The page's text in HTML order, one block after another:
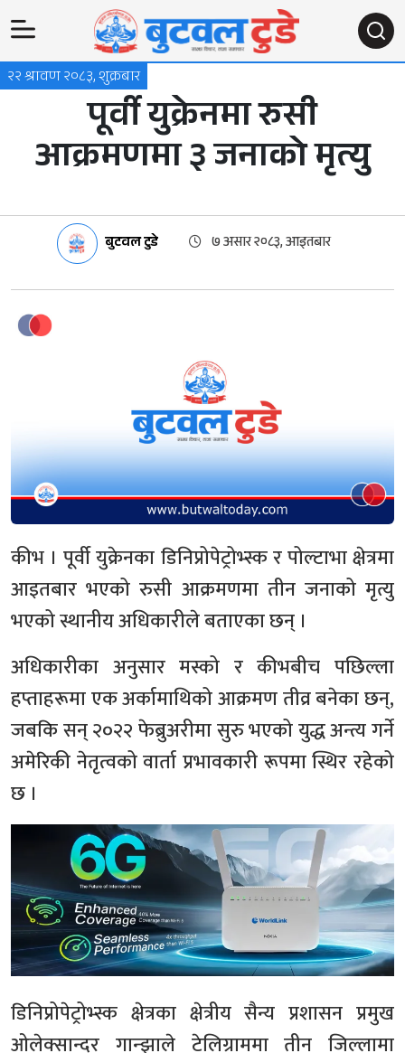
२२ श्रावण २०८३, शुक्रबार
पूर्वी युक्रेनमा रुसी
आक्रमणमा ३ जनाको मृत्यु
बुटवल टुडे ७ असार २०८३, आइतबार
कीभ । पूर्वी युक्रेनका डिनिप्रोपेट्रोभ्स्क र पोल्टाभा क्षेत्रमा
आइतबार भएको रुसी आक्रमणमा तीन जनाको मृत्यु
भएको स्थानीय अधिकारीले बताएका छन् ।
अधिकारीका अनुसार मस्को र कीभबीच पछिल्ला
हप्ताहरूमा एक अर्कामाथिको आक्रमण तीव्र बनेका छन्,
जबकि सन् २०२२ फेब्रुअरीमा सुरु भएको युद्ध अन्त्य गर्ने
अमेरिकी नेतृत्वको वार्ता प्रभावकारी रूपमा स्थिर रहेको
छ ।
डिनिप्रोपेट्रोभ्स्क क्षेत्रका क्षेत्रीय सैन्य प्रशासन प्रमुख
ओलेक्सान्दर गान्झाले टेलिग्राममा तीन जिल्लामा